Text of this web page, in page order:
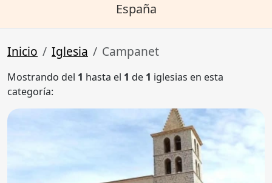
España
Inicio Iglesia Campanet
Mostrando del 1 hasta el 1 de 1 iglesias en esta
categoría: